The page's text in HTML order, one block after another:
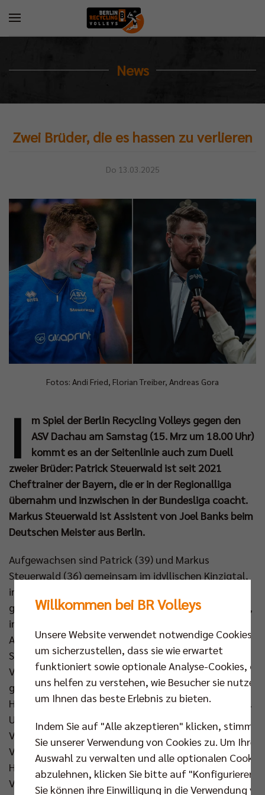
News
Zwei Brüder, die es hassen zu verlieren
Do 13.03.2025
Fotos: Andi Fried, Florian Treiber, Andreas Gora
I
m Spiel der Berlin Recycling Volleys gegen den
ASV Dachau am Samstag (15. Mrz um 18.00 Uhr)
kommt es an der Seitenlinie auch zum Duell
zweier Brüder: Patrick Steuerwald ist seit 2021
Cheftrainer der Bayern, die er in der Regionalliga
übernahm und inzwischen in der Bundesliga coacht.
Markus Steuerwald ist Assistent von Joel Banks beim
Deutschen Meister aus Berlin.
Aufgewachsen sind Patrick (39) und Markus
Steuerwald (36) gemeinsam im idyllischen Kinzigtal,
in Hausach – zwanzig Kilometer entfernt von der
größten Kuckucksuhr der Welt. Im Schwarzwald also,
in einem kaum 6.000 Seelen zählenden Städtchen.
Aber wieso wurden die Brüder dann nicht zu
Skilangläufern, sondern zu zwei der besten
Volleyballspieler Deutschlands ihrer Zeit? „Schnee
gab es bei uns nicht so viel“, erklärt Markus, „aber
Hausach hatte einen Verein, der in der 3. Liga spielte.
Unser Vater war einige Jahre Abteilungsleiter
Volleyball. Dazu bot ein Lehrer eine Schul-AG
Volleyball an. Ab der Grundschule.“ Volleyball in
Hausach war also populär. Unter diesen
Voraussetzungen starteten beide durch, konnten
Willkommen bei BR Volleys
Unsere Website verwendet notwendige Cookies,
um sicherzustellen, dass sie wie erwartet
funktioniert sowie optionale Analyse-Cookies, die
uns helfen zu verstehen, wie Besucher sie nutzen,
um Ihnen das beste Erlebnis zu bieten.
Indem Sie auf "Alle akzeptieren" klicken, stimmen
Sie unserer Verwendung von Cookies zu. Um Ihre
Auswahl zu verwalten und alle optionalen Cookies
abzulehnen, klicken Sie bitte auf "Konfigurieren".
Sie können ihre Einwilligung in die Verwendung